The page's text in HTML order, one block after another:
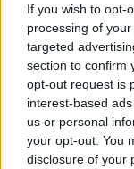
If you wish to opt-
processing of
targeted
section to confirm
opt-out request is
interest-based
us or personal
your opt-out. You
disclosure of your
Partager